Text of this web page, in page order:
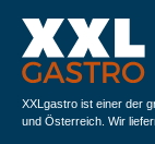
XXLgastro ist einer der
und Österreich. Wir